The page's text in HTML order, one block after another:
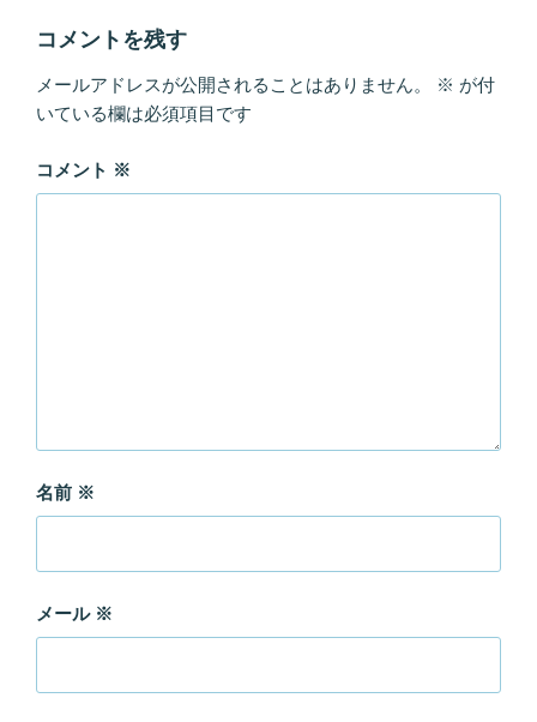
コメントを残す
メールアドレスが公開されることはありません。 ※ が付
いている欄は必須項目です
コメント ※
名前 ※
メール ※